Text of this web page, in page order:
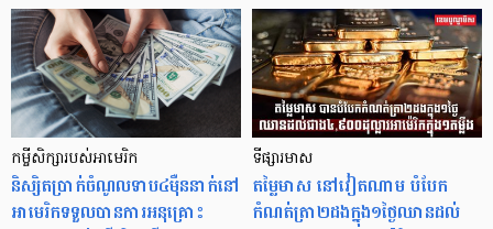
កម្ចីសិក្សារបស់អាមេរិក
និស្សិតប្រាក់ចំណូលទាប៤ម៉ឺននាក់នៅ
អាមេរិកទទួលបានការអនុគ្រោះ
ទីផ្សារមាស
តម្លៃមាស នៅវៀតណាម បំបែក
កំណត់ត្រា២ដងក្នុង១ថ្ងៃឈានដល់